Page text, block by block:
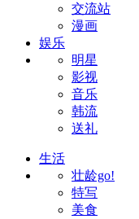
交流站
漫画
娱乐
明星
影视
音乐
韩流
送礼
生活
壮龄go!
特写
美食